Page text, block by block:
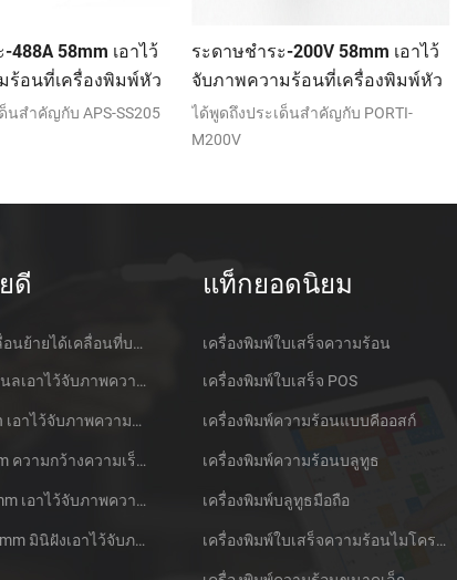
ดาษชำระ-200V 58mm เอาไว้
บภาพความร้อนที่เครื่องพิมพ์หัว
พูดถึงประเด็นสำคัญกับ PORTI-
ระดาษชำระ-
ภาพความร้อนที่เครื่อง
ของมัน
ได้พูดถึงประเด็นสำคัญกับ
ดี
58MM แบบเคลื่อนย้ายได้เคลื่อนที่บลูทูธเอาไว้จับภาพความร้อนที่เครื่องพิมพ์ PTP-ฉัน
58mm โครพาเนลเอาไว้จับภาพความร้อนที่ใบเสร็จของเครื่องพิมพ์ CSN-A1
KP-300H 3inch เอาไว้จับภาพความร้อนที่ Kiosk เครื่องพิมพ์ศูนย์ควบคุม Kde ในโมดูล
KP-300V 80mm ความกว้างความเร็วสูง Kiosk เอาไว้จับภาพความร้อนที่เครื่องพิมพ์
EP-380CK 80mm เอาไว้จับภาพความร้อนที่เครื่องพิมพ์ด้วปิดล็อค
TTL DC12V 58mm มินิฝังเอาไว้จับภาพความร้อนนั่งแท็กซี่กใบเสร็จของเครื่องพิมพ์
แท็กยอดนิยม
เครื่องพิมพ์ใบเสร็จความร้อน
เครื่องพิมพ์ใบเสร็จ POS
เครื่องพิมพ์ความร้อนแบบคีออสก์
เครื่องพิมพ์ความร้อนบลูทูธ
เครื่องพิมพ์บลูทูธมือถือ
เครื่องพิมพ์ใบเสร็จความร้อนไมโครพาเนล